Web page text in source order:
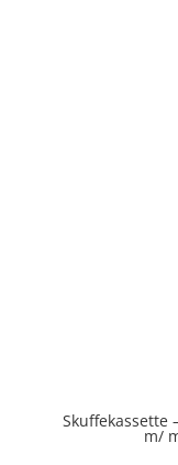
Skuffekassette
m/